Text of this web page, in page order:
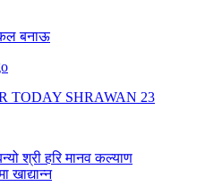
बनाऊ
TODAY SHRAWAN 23
श्री हरि मानव कल्याण
खाद्यान्न